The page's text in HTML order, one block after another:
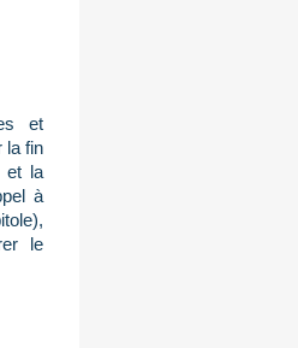
et
la fin
et la
à
le